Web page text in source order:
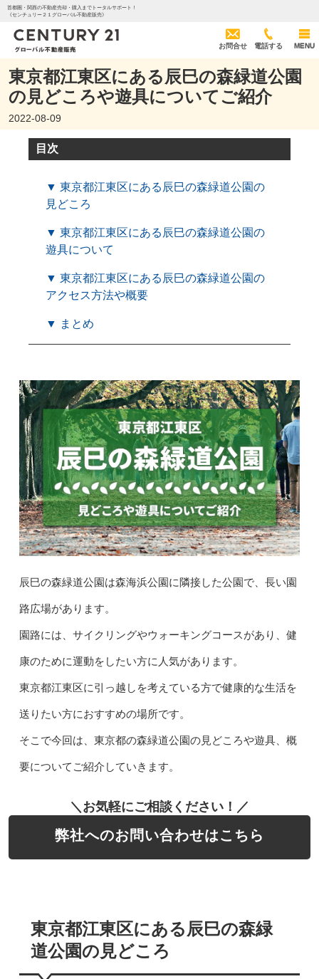
首都圏・関西の不動産売却・購入までトータルサポート！
《センチュリー２１グローバル不動産販売》
お問合せ 電話する MENU
東京都江東区にある辰巳の森緑道公園
の見どころや遊具についてご紹介
2022-08-09
目次
▼ 東京都江東区にある辰巳の森緑道公園の
見どころ
▼ 東京都江東区にある辰巳の森緑道公園の
遊具について
▼ 東京都江東区にある辰巳の森緑道公園の
アクセス方法や概要
▼ まとめ
辰巳の森緑道公園は森海浜公園に隣接した公園で、長い園
路広場があります。
園路には、サイクリングやウォーキングコースがあり、健
康のために運動をしたい方に人気があります。
東京都江東区に引っ越しを考えている方で健康的な生活を
送りたい方におすすめの場所です。
そこで今回は、東京都の森緑道公園の見どころや遊具、概
要についてご紹介していきます。
＼お気軽にご相談ください！／
弊社へのお問い合わせはこちら
東京都江東区にある辰巳の森緑
道公園の見どころ